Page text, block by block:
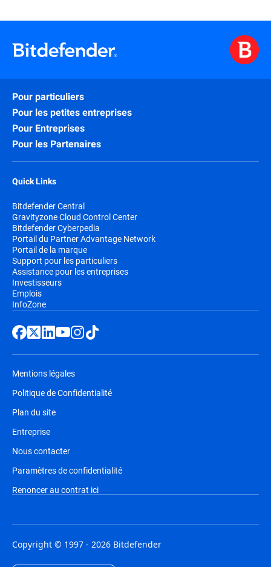
Pour particuliers
Pour les petites entreprises
Pour Entreprises
Pour les Partenaires
Quick Links
Bitdefender Central
Gravityzone Cloud Control Center
Bitdefender Cyberpedia
Portail du Partner Advantage Network
Portail de la marque
Support pour les particuliers
Assistance pour les entreprises
Investisseurs
Emplois
InfoZone
Mentions légales
Politique de Confidentialité
Plan du site
Entreprise
Nous contacter
Paramètres de confidentialité
Renoncer au contrat ici
Copyright © 1997 - 2026 Bitdefender